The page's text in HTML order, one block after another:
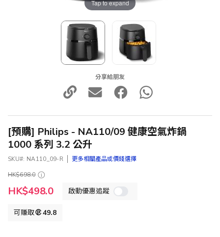
Tap to expand
分享給朋友
[預購] Philips - NA110/09 健康空氣炸鍋
1000 系列 3.2 公升
SKU NA110_09-R
更多相關產品或價錢選擇
HK$698.0
特
殊
HK$498.0 啟動優惠追蹤
可賺取 49.8